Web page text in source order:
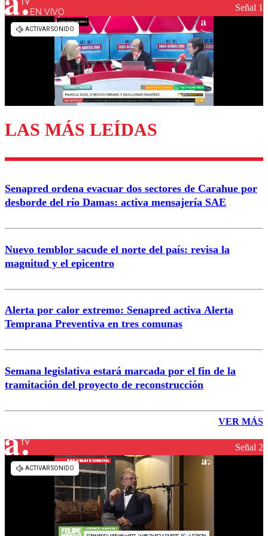
EN VIVO Señal 1
LAS MÁS LEÍDAS
Senapred ordena evacuar dos sectores de Carahue por
desborde del río Damas: activa mensajería SAE
Nuevo temblor sacude el norte del país: revisa la
magnitud y el epicentro
Alerta por calor extremo: Senapred activa Alerta
Temprana Preventiva en tres comunas
Semana legislativa estará marcada por el fin de la
tramitación del proyecto de reconstrucción
VER MÁS
Señal 2